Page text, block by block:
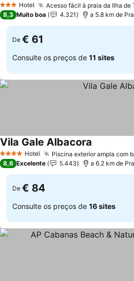
3 EstrelasHotel Acesso fácil à praia da Ilha de
8,3 Muito boa 4.321 a 5.8 km de
De € 61
Consulte os preços de 11 sites
4 EstrelasHotel Piscina exterior ampla com
Vila Gale Albacora
8,6 Excelente 5.443 a 6.2 km de
De € 84
Consulte os preços de 16 sites